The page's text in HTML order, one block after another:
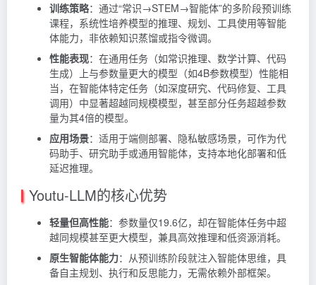
训练策略：通过“常识→STEM→智能体”的多阶段预训练
课程，系统性培养模型的推理、规划、工具使用等智能
体能力，非依赖知识蒸馏或指令微调。
性能表现：在通用任务（如常识推理、数学计算、代码
生成）上与参数量更大的模型（如4B参数模型）性能相
当，在智能体特定任务（如深度研究、代码修复、工具
调用）中显著超越同规模模型，甚至部分任务超越参数
量为其4倍的模型。
应用场景：适用于端侧部署、隐私敏感场景，可作为代
码助手、研究助手或通用智能体，支持本地化部署和低
延迟推理。
Youtu-LLM的核心优势
轻量但高性能：参数量仅19.6亿，却在智能体任务中超
越同规模甚至更大模型，兼具高效推理和低资源消耗。
原生智能体能力：从预训练阶段就注入智能体思维，具
备自主规划、执行和反思能力，无需依赖外部框架。